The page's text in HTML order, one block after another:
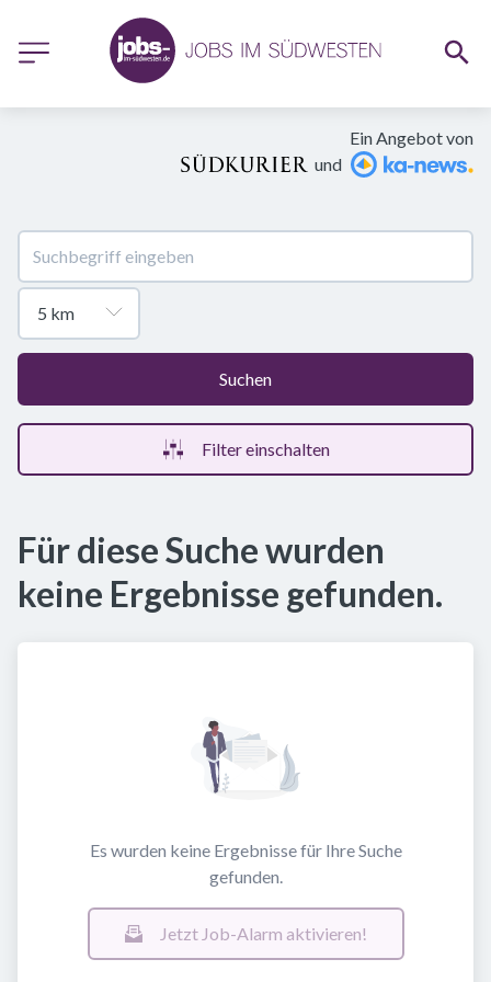
Ein Angebot von
und
Suchen
Filter einschalten
Für diese Suche wurden
keine Ergebnisse gefunden.
Es wurden keine Ergebnisse für Ihre Suche
gefunden.
Jetzt Job-Alarm aktivieren!